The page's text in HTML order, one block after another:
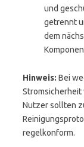
und
getrennt
dem
Hinweis: Bei
Stromsicherheit
Nutzer sollten
regelkonform.